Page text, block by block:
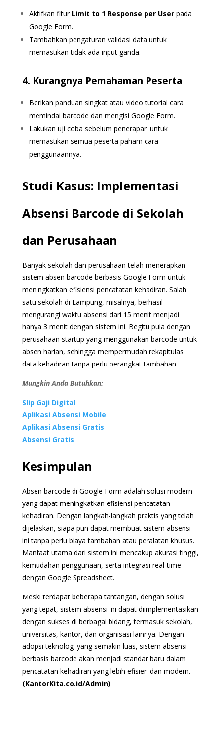
Aktifkan fitur Limit to 1 Response per Userpada
Google Form.
Tambahkan pengaturan validasi data untuk
memastikan tidak ada input ganda.
4. Kurangnya Pemahaman Peserta
Berikan panduan singkat atau video tutorial cara
memindai barcode dan mengisi Google Form.
Lakukan uji coba sebelum penerapan untuk
memastikan semua peserta paham cara
penggunaannya.
Studi Kasus: Implementasi
Absensi Barcode di Sekolah
dan Perusahaan
Banyak sekolah dan perusahaan telah menerapkan
sistem absen barcode berbasis Google Form untuk
meningkatkan efisiensi pencatatan kehadiran. Salah
satu sekolah di Lampung, misalnya, berhasil
mengurangi waktu absensi dari 15 menit menjadi
hanya 3 menit dengan sistem ini. Begitu pula dengan
perusahaan startup yang menggunakan barcode untuk
absen harian, sehingga mempermudah rekapitulasi
data kehadiran tanpa perlu perangkat tambahan.
Mungkin Anda Butuhkan:
Slip Gaji Digital
Aplikasi Absensi Mobile
Aplikasi Absensi Gratis
Absensi Gratis
Kesimpulan
Absen barcode di Google Form adalah solusi modern
yang dapat meningkatkan efisiensi pencatatan
kehadiran. Dengan langkah-langkah praktis yang telah
dijelaskan, siapa pun dapat membuat sistem absensi
ini tanpa perlu biaya tambahan atau peralatan khusus.
Manfaat utama dari sistem ini mencakup akurasi tinggi,
kemudahan penggunaan, serta integrasi real-time
dengan Google Spreadsheet.
Meski terdapat beberapa tantangan, dengan solusi
yang tepat, sistem absensi ini dapat diimplementasikan
dengan sukses di berbagai bidang, termasuk sekolah,
universitas, kantor, dan organisasi lainnya. Dengan
adopsi teknologi yang semakin luas, sistem absensi
berbasis barcode akan menjadi standar baru dalam
pencatatan kehadiran yang lebih efisien dan modern.
(KantorKita.co.id/Admin)